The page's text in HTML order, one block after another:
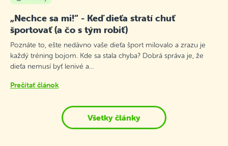
„Nechce sa mi!“ - Keď dieťa stratí chuť
športovať (a čo s tým robiť)
Poznáte to, ešte nedávno vaše dieťa šport milovalo a zrazu je
každý tréning bojom. Kde sa stala chyba? Dobrá správa je, že
dieťa nemusí byť lenivé a…
Prečítať článok
Všetky články